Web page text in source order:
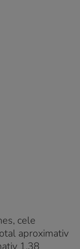
cele
aproximativ
1,38